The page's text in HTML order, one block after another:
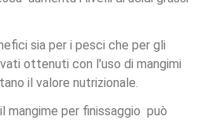
sia per i pesci che per gli
ottenuti con l'uso di mangimi
il valore nutrizionale.
mangime per finissaggio  può